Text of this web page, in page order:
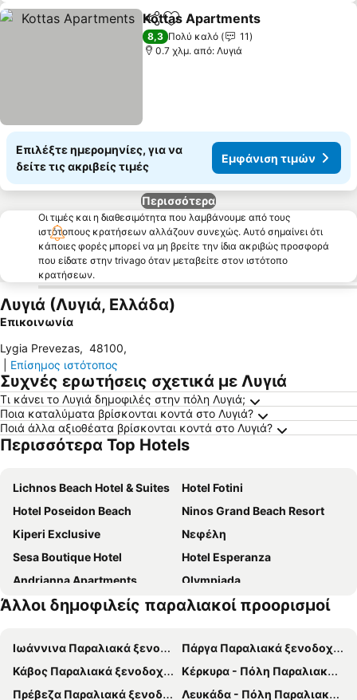
Κοινοποίηση
Προσθήκη στα αγαπημένα
Kottas Apartments
8,3 Πολύ καλό
11
0.7 χλμ. από: Λυγιά
Επιλέξτε ημερομηνίες, για να
δείτε τις ακριβείς τιμές
Εμφάνιση τιμών
Περισσότερα
Οι τιμές και η διαθεσιμότητα που λαμβάνουμε από τους
ιστότοπους κρατήσεων αλλάζουν συνεχώς. Αυτό σημαίνει ότι
κάποιες φορές μπορεί να μη βρείτε την ίδια ακριβώς προσφορά
που είδατε στην trivago όταν μεταβείτε στον ιστότοπο
κρατήσεων.
Λυγιά (Λυγιά, Ελλάδα)
Επικοινωνία
Lygia Prevezas, 48100,
Επίσημος ιστότοπος
Συχνές ερωτήσεις σχετικά με Λυγιά
Τι κάνει το Λυγιά δημοφιλές στην πόλη Λυγιά;
Ποια καταλύματα βρίσκονται κοντά στο Λυγιά?
Ποιά άλλα αξιοθέατα βρίσκονται κοντά στο Λυγιά?
Περισσότερα Top Hotels
Lichnos Beach Hotel & Suites
Hotel Fotini
Hotel Poseidon Beach
Ninos Grand Beach Resort
Kiperi Exclusive
Νεφέλη
Sesa Boutique Hotel
Hotel Esperanza
Andrianna Apartments
Olympiada
Mesogeios 2000
Enjoy Lichnos Bay Village, Camping, Hotel and Apartments
Caretta - Caretta
Πανόραμα
Hotel Loukas Vrachos
Hotel Alexandros
Κανάλι
Hotel Ionian Theoxenia
Άλλοι δημοφιλείς παραλιακοί προορισμοί
Ιωάννινα Παραλιακά ξενοδοχεία
Πάργα Παραλιακά ξενοδοχεία
Κάβος Παραλιακά ξενοδοχεία
Κέρκυρα - Πόλη Παραλιακά ξενοδοχεία
Πρέβεζα Παραλιακά ξενοδοχεία
Λευκάδα - Πόλη Παραλιακά ξενοδοχεία